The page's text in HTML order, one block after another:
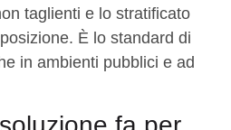
taglienti e lo stratificato
È lo standard di
in ambienti pubblici e ad